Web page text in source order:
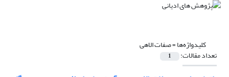
کلیدواژه‌ها =صفات الاهی
تعداد مقالات: 1